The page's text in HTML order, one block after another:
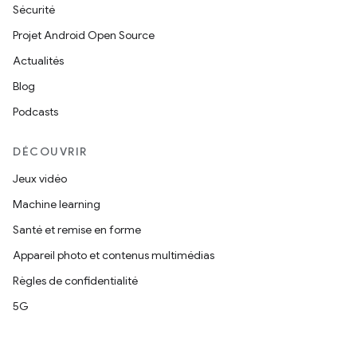
Sécurité
Projet Android Open Source
Actualités
Blog
Podcasts
DÉCOUVRIR
Jeux vidéo
Machine learning
Santé et remise en forme
Appareil photo et contenus multimédias
Règles de confidentialité
5G